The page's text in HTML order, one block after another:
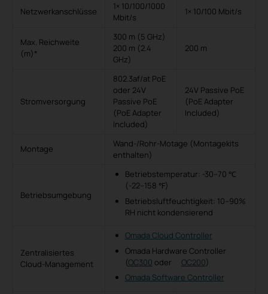
Netzwerkanschlüsse
1× 10/100/1000
Mbit/s
1× 10/100 Mbit/s
Max. Reichweite
(m)*
300 m (5 GHz)
200 m (2.4
GHz)
200 m
Stromversorgung
802.3af/at PoE
oder 24V
Passive PoE
(PoE Adapter
Included)
24V Passive PoE
(PoE Adapter
Included)
Montage
Wand-/Rohr-Motage (Montagekits
enthalten)
Betriebsumgebung
Betriebstemperatur: -30–70 ℃
(-22–158 ℉)
Betriebsluftfeuchtigkeit: 10–90%
RH nicht kondensierend
Zentralisiertes
Cloud-Management
Omada Cloud Controller
Omada Hardware Controller
(OC300 oder OC200)
Omada Software Controller